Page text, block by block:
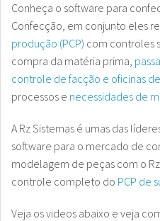
Conheça o software para
Confecção, em conjunto eles
produção (PCP) com controles
compra da matéria prima,
controle de facção e oficinas
processos e necessidades de
A Rz Sistemas é umas das
software para o mercado de
modelagem de peças com o
controle completo do PCP de
Veja os videos abaixo e veja